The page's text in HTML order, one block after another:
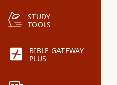
STUDY
TOOLS
BIBLE GATEWAY
PLUS